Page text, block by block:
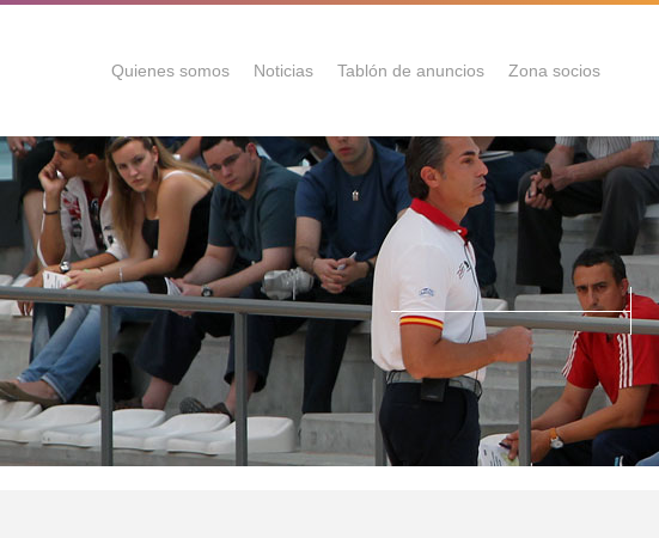
Quienes somos Noticias Tablón de anuncios Zona socios